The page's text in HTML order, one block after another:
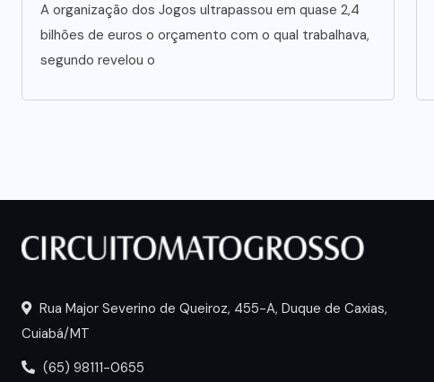
A organização dos Jogos ultrapassou em quase 2,4
bilhões de euros o orçamento com o qual trabalhava,
segundo revelou o
Rua Major Severino de Queiroz, 455-A, Duque de Caxias,
Cuiabá/MT
(65) 98111-0655